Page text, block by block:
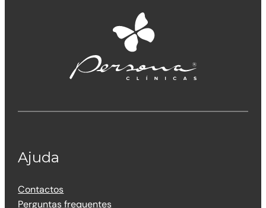
Ajuda
Contactos
Perguntas frequentes